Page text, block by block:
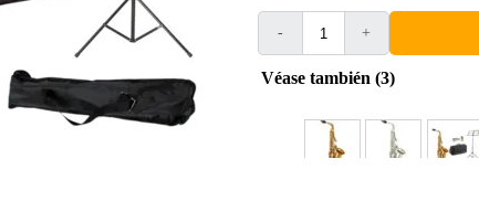
- +
Véase también (3)